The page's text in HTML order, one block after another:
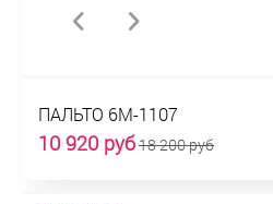
ПАЛЬТО 6М-1107
10 920 руб18 200 руб